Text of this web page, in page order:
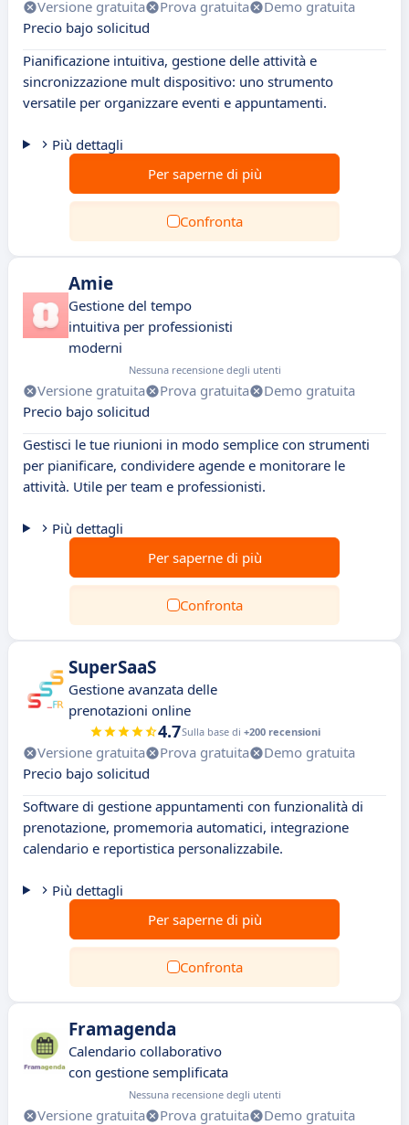
Versione gratuita Prova gratuita
Demo gratuita
Precio bajo solicitud
Pianificazione intuitiva, gestione delle attività e
sincronizzazione mult dispositivo: uno strumento
versatile per organizzare eventi e appuntamenti.
Più dettagli
Per saperne di più
Confronta
Amie
Gestione del tempo
intuitiva per professionisti
moderni
Nessuna recensione degli utenti
Versione gratuita Prova gratuita
Demo gratuita
Precio bajo solicitud
Gestisci le tue riunioni in modo semplice con strumenti
per pianificare, condividere agende e monitorare le
attività. Utile per team e professionisti.
Più dettagli
Per saperne di più
Confronta
SuperSaaS
Gestione avanzata delle
prenotazioni online
4.7Sulla base di +200 recensioni
Versione gratuita Prova gratuita
Demo gratuita
Precio bajo solicitud
Software di gestione appuntamenti con funzionalità di
prenotazione, promemoria automatici, integrazione
calendario e reportistica personalizzabile.
Più dettagli
Per saperne di più
Confronta
Framagenda
Calendario collaborativo
con gestione semplificata
Nessuna recensione degli utenti
Versione gratuita Prova gratuita
Demo gratuita